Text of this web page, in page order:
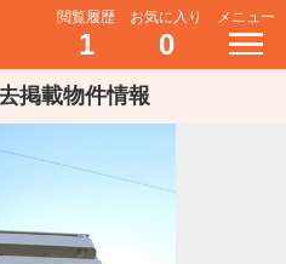
閲覧履歴
1
お気に入り
0
メニュー
掲載物件情報